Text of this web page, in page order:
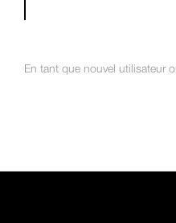
En tant que nouvel utilisateur